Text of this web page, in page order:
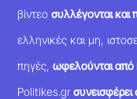
βίντεοσυλλέγονται
ελληνικές και μη,
πηγές,ωφελούνται
Politikes.grσυνεισφέρει